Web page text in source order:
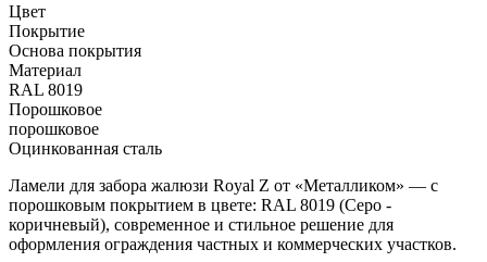
Цвет
Покрытие
Основа покрытия
Материал
RAL 8019
Порошковое
порошковое
Оцинкованная сталь
Ламели для забора жалюзи Royal Z от «Металликом» — с
порошковым покрытием в цвете: RAL 8019 (Серо -
коричневый), современное и стильное решение для
оформления ограждения частных и коммерческих участков.